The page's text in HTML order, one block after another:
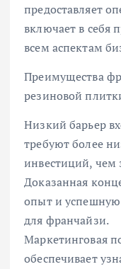
предоставляет
включает в себя
всем аспектам
Преимущества
резиновой
Низкий барьер
требуют более
инвестиций, чем
Доказанная
опыт и
для франчайзи.
Маркетинговая
обеспечивает